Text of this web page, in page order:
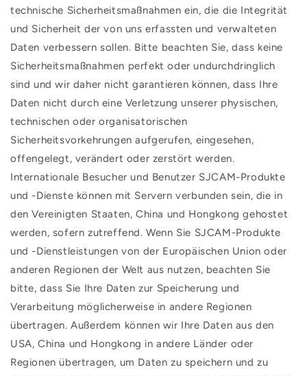
technische Sicherheitsmaßnahmen ein, die die Integrität
und Sicherheit der von uns erfassten und verwalteten
Daten verbessern sollen. Bitte beachten Sie, dass keine
Sicherheitsmaßnahmen perfekt oder undurchdringlich
sind und wir daher nicht garantieren können, dass Ihre
Daten nicht durch eine Verletzung unserer physischen,
technischen oder organisatorischen
Sicherheitsvorkehrungen aufgerufen, eingesehen,
offengelegt, verändert oder zerstört werden.
Internationale Besucher und Benutzer SJCAM-Produkte
und -Dienste können mit Servern verbunden sein, die in
den Vereinigten Staaten, China und Hongkong gehostet
werden, sofern zutreffend. Wenn Sie SJCAM-Produkte
und -Dienstleistungen von der Europäischen Union oder
anderen Regionen der Welt aus nutzen, beachten Sie
bitte, dass Sie Ihre Daten zur Speicherung und
Verarbeitung möglicherweise in andere Regionen
übertragen. Außerdem können wir Ihre Daten aus den
USA, China und Hongkong in andere Länder oder
Regionen übertragen, um Daten zu speichern und zu